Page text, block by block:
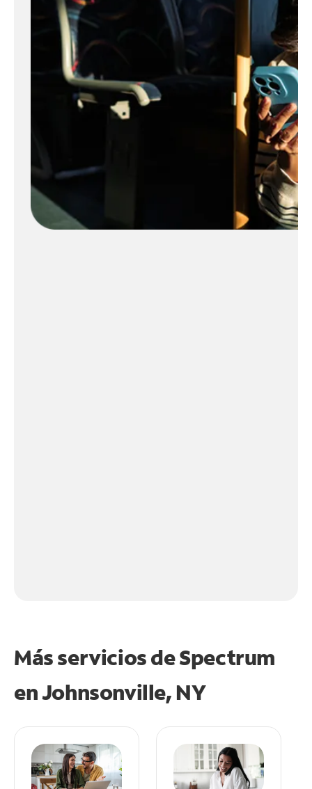
Más servicios de Spectrum
enJohnsonville, NY